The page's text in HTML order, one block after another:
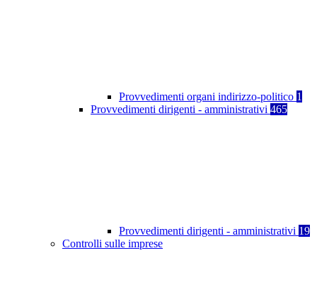
Provvedimenti organi indirizzo-politico 1
Provvedimenti dirigenti - amministrativi 465
Provvedimenti dirigenti - amministrativi 19
Controlli sulle imprese